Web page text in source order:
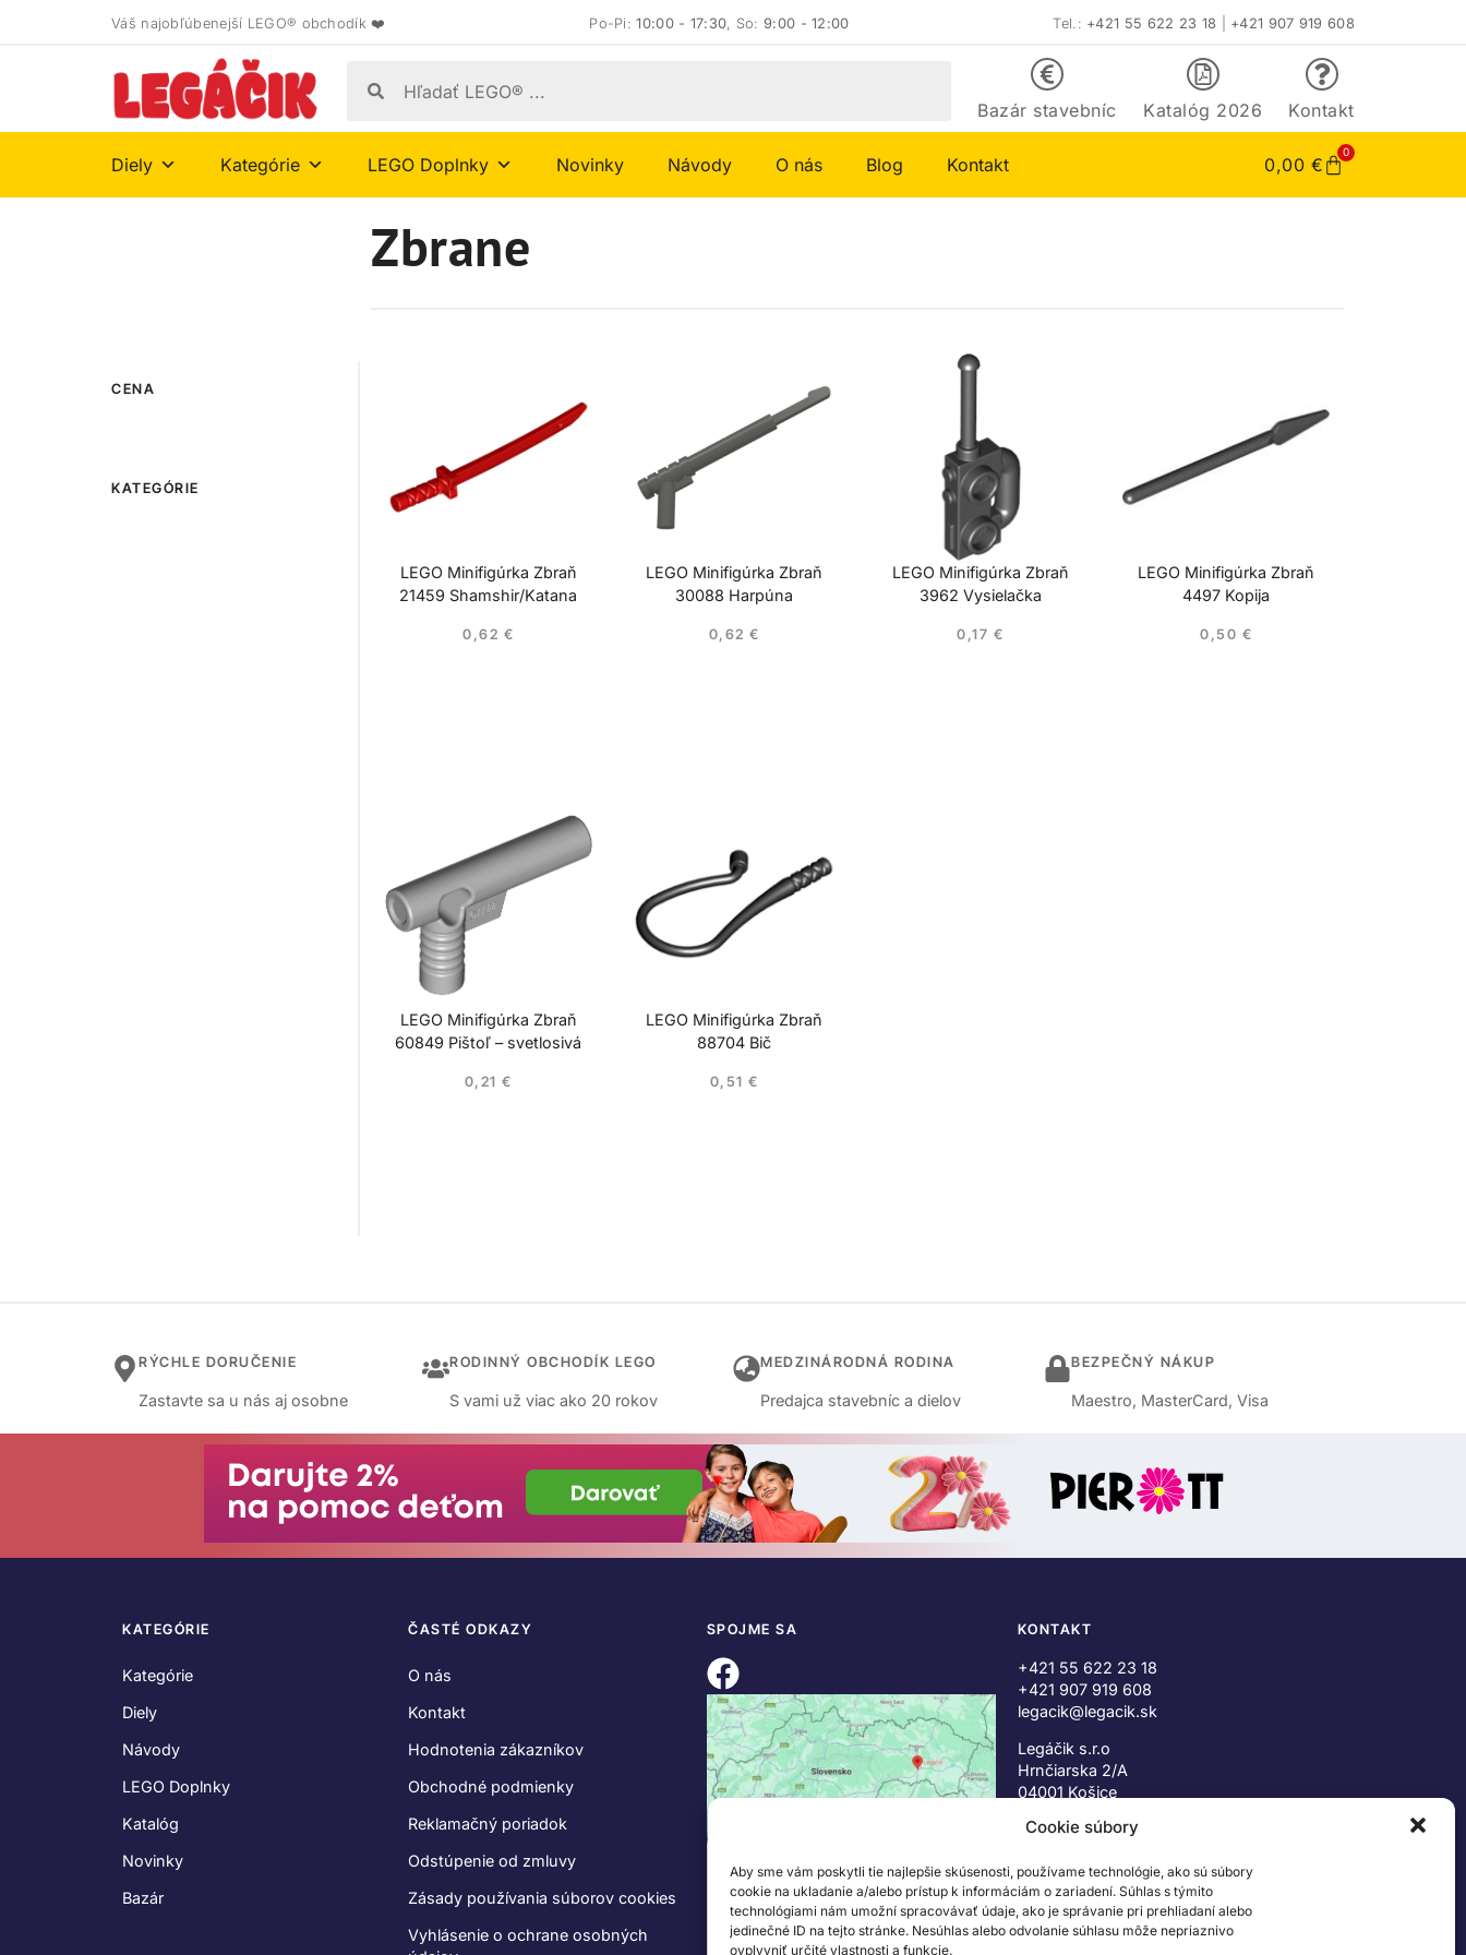
Cookie súbory
Aby sme vám poskytli tie najlepšie skúsenosti, používame technológie, ako sú súbory
cookie na ukladanie a/alebo prístup k informáciám o zariadení. Súhlas s týmito
technológiami nám umožní spracovávať údaje, ako je správanie pri prehliadaní alebo
jedinečné ID na tejto stránke. Nesúhlas alebo odvolanie súhlasu môže nepriaznivo
ovplyvniť určité vlastnosti a funkcie.
Váš najobľúbenejší LEGO® obchodík ❤️ Po-Pi:10:00 - 17:30, So:9:00 - 12:00 Tel.: +421 55 622 23 18 +421 907 919 608
Bazár stavebníc Katalóg 2026 Kontakt
Diely Kategórie LEGO Doplnky Novinky Návody O nás Blog Kontakt 0,00 €
0
CENA
KATEGÓRIE
Zbrane
LEGO Minifigúrka Zbraň
21459 Shamshir/Katana
0,62 €
LEGO Minifigúrka Zbraň
30088 Harpúna
0,62€
LEGO Minifigúrka Zbraň
3962 Vysielačka
0,17 €
LEGO Minifigúrka Zbraň
4497 Kopija
0,50 €
LEGO Minifigúrka Zbraň
60849 Pištoľ – svetlosivá
0,21€
LEGO Minifigúrka Zbraň
88704 Bič
0,51€
RÝCHLE DORUČENIE
Zastavte sa u nás aj osobne
RODINNÝ OBCHODÍK LEGO
S vami už viac ako 20 rokov
MEDZINÁRODNÁ RODINA
Predajca stavebníc a dielov
BEZPEČNÝ NÁKUP
Maestro, MasterCard, Visa
KATEGÓRIE
Kategórie
Diely
Návody
LEGO Doplnky
Katalóg
Novinky
Bazár
ČASTÉ ODKAZY
O nás
Kontakt
Hodnotenia zákazníkov
Obchodné podmienky
Reklamačný poriadok
Odstúpenie od zmluvy
Zásady používania súborov cookies
Vyhlásenie o ochrane osobných
SPOJME SA KONTAKT
+421 55 622 23 18
+421 907 919 608
legacik@legacik.sk
Legáčik s.r.o
Hrnčiarska 2/A
04001 Košice
IČ DPH: SK2023978330